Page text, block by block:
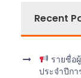
Recent
รายชื่อ
ประจำปีก